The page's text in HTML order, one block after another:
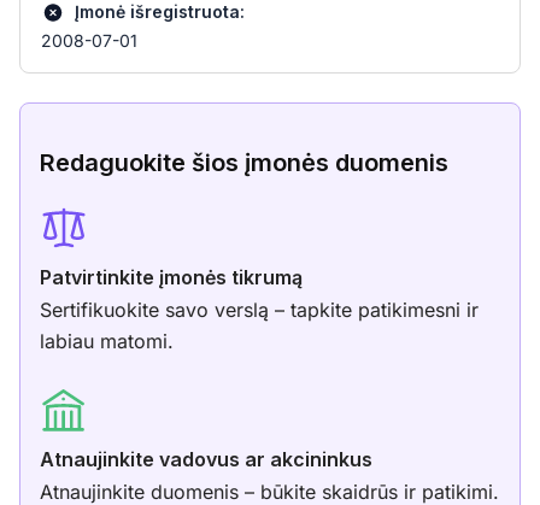
Įmonė išregistruota:
2008-07-01
Redaguokite šios įmonės duomenis
Patvirtinkite įmonės tikrumą
Sertifikuokite savo verslą – tapkite patikimesni ir
labiau matomi.
Atnaujinkite vadovus ar akcininkus
Atnaujinkite duomenis – būkite skaidrūs ir patikimi.